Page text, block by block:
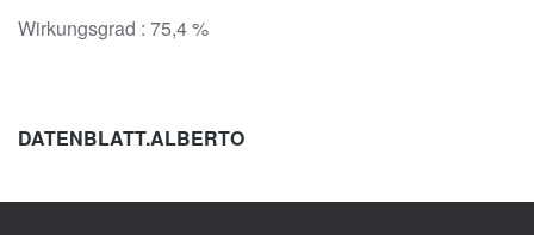
Wirkungsgrad : 75,4 %
DATENBLATT.ALBERTO